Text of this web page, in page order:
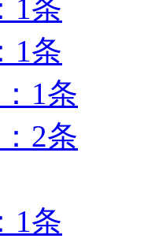
1条
1条
1条
2条
1条